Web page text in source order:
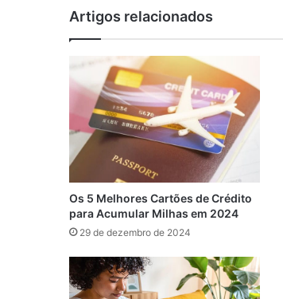
Artigos relacionados
Os 5 Melhores Cartões de Crédito
para Acumular Milhas em 2024
29 de dezembro de 2024